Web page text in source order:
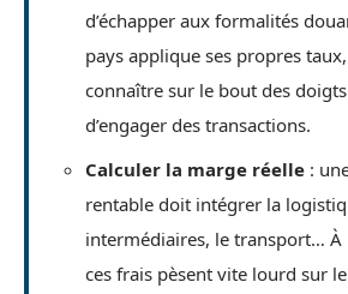
d’échapper aux formalités
pays applique ses propres
connaître sur le bout des
d’engager des transactions.
Calculer la marge réelle :
rentable doit intégrer la
intermédiaires, le transport… À
ces frais pèsent vite lourd sur